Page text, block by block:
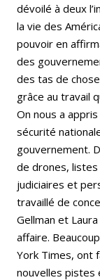
dévoilé à deux
la vie des
pouvoir en
des
des tas de
grâce au travail
On nous a
sécurité
gouvernement.
de drones,
judiciaires et
travaillé de
Gellman et
affaire.
York Times, ont
nouvelles pistes